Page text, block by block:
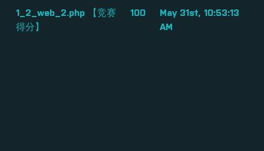
1_2_web_2.php 【竞赛
得分】
100
May 31st, 10:53:13
AM